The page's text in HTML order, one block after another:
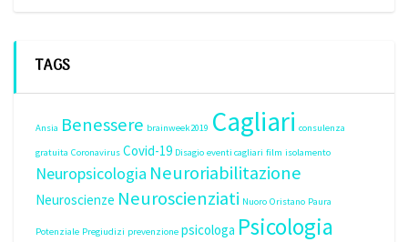
TAGS
Ansia Benessere brainweek2019 Cagliari consulenza
gratuita Coronavirus Covid-19 Disagio eventi cagliari film isolamento
Neuropsicologia Neuroriabilitazione
Neuroscienze Neuroscienziati Nuoro Oristano Paura
Potenziale Pregiudizi prevenzione psicologa Psicologia